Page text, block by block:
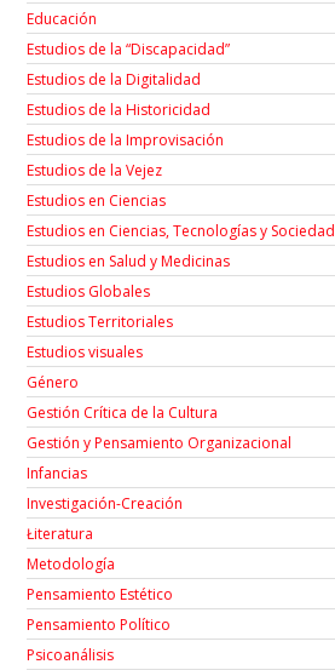
Educación
Estudios de la “Discapacidad”
Estudios de la Digitalidad
Estudios de la Historicidad
Estudios de la Improvisación
Estudios de la Vejez
Estudios en Ciencias
Estudios en Ciencias, Tecnologías y Sociedad
Estudios en Salud y Medicinas
Estudios Globales
Estudios Territoriales
Estudios visuales
Género
Gestión Crítica de la Cultura
Gestión y Pensamiento Organizacional
Infancias
Investigación-Creación
Łiteratura
Metodología
Pensamiento Estético
Pensamiento Político
Psicoanálisis